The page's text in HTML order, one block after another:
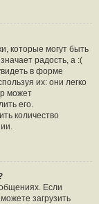
которые могут быть
радость, а :(
в форме
их: они легко
может
его.
количество
Если
загрузить